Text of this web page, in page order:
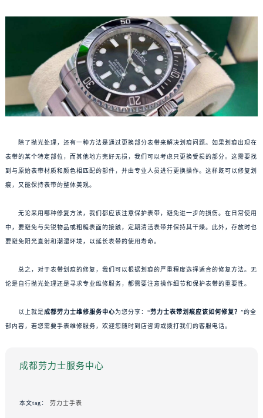
除了抛光处理，还有一种方法是通过更换部分表带来解决划痕问题。如果划痕出现在
表带的某个特定部位，而其他地方完好无损，我们可以考虑只更换受损的部分。这需要找
到与原始表带材质和颜色相匹配的部件，并由专业人员进行更换操作。这样既可以修复划
痕，又能保持表带的整体美观。
无论采用哪种修复方法，我们都应该注意保护表带，避免进一步的损伤。在日常使用
中，要避免与尖锐物品或粗糙表面的接触，定期清洁表带并保持其干燥。此外，存放时也
要避免阳光直射和潮湿环境，以延长表带的使用寿命。
总之，对于表带划痕的修复，我们可以根据划痕的严重程度选择适合的修复方法。无
论是自行抛光处理还是寻求专业维修服务，都需要注意操作细节和保护表带的重要性。
以上就是成都劳力士维修服务中心为您分享：“劳力士表带划痕应该如何修复？ ”的全
部内容，若您需要手表维修服务，欢迎您随时到店咨询或拨打我们的客服电话。
成都劳力士服务中心
本文tag： 劳力士手表